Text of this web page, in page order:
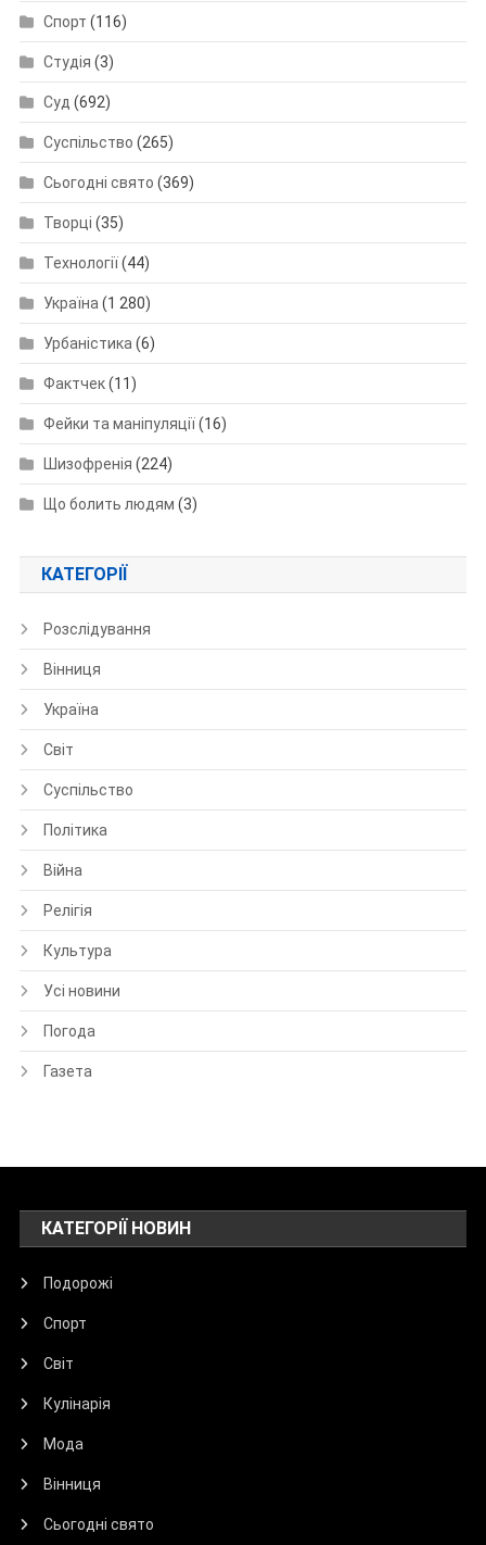
Спорт (116)
Студія (3)
Суд (692)
Суспільство (265)
Сьогодні свято (369)
Творці (35)
Технології(44)
Україна (1 280)
Урбаністика (6)
Фактчек(11)
Фейки та маніпуляції(16)
Шизофренія (224)
Що болить людям (3)
КАТЕГОРІЇ
Розслідування
Вінниця
Україна
Світ
Суспільство
Політика
Війна
Релігія
Культура
Усі новини
Погода
Газета
КАТЕГОРІЇ НОВИН
Подорожі
Спорт
Світ
Кулінарія
Мода
Вінниця
Сьогодні свято